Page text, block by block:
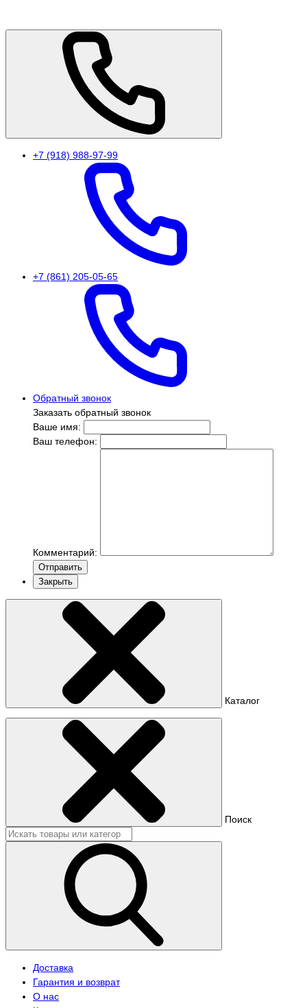
+7 (918) 988-97-99
+7 (861) 205-05-65
Обратный звонок
Заказать обратный звонок
Ваше имя:
Ваш телефон:
Комментарий:
Отправить
Закрыть
Каталог
Поиск
Доставка
Гарантия и возврат
О нас